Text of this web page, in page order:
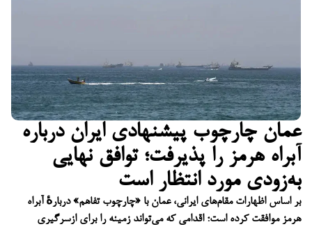
عمان چارچوب پیشنهادی ایران درباره
آبراه هرمز را پذیرفت؛ توافق نهایی
به‌زودی مورد انتظار است
بر اساس اظهارات مقام‌های ایرانی، عمان با «چارچوب تفاهم» دربارهٔ آبراه
هرمز موافقت کرده است؛ اقدامی که می‌تواند زمینه را برای ازسرگیری